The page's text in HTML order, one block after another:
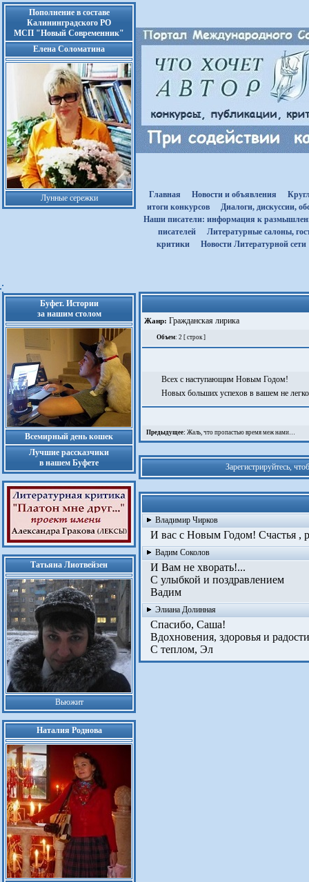
Пополнение в составе
Калининградского РО
МСП "Новый Современник"
Елена Соломатина
Лунные сережки Главная Новости и объявления
итоги конкурсов
Диалоги, дискуссии,
Наши писатели: информация к
писателей
Литературные салоны,
критики
Новости Литературной сети
Буфет. Истории
за нашим столом
Всемирный день кошек
Лучшие рассказчики
в нашем Буфете
Татьяна Лиотвейзен
Вьюжит
Наталия Роднова
Жанр: Гражданская лирика
Объем: 2 [ строк ]
Всех с наступающим Новым Годом!
Новых больших успехов в вашем не
Предыдущее: Жаль, что пропастью время меж нами…
Зарегистрируйтесь,
Владимир Чирков
И вас с Новым Годом! Счастья ,
Вадим Соколов
И Вам не хворать!...
С улыбкой и поздравлением
Вадим
Элиана Долинная
Спасибо, Саша!
Вдохновения, здоровья и
С теплом, Эл